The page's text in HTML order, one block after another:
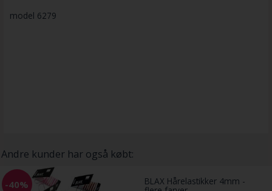
model 6279
Andre kunder har også købt:
-40% BLAX Hårelastikker 4mm -